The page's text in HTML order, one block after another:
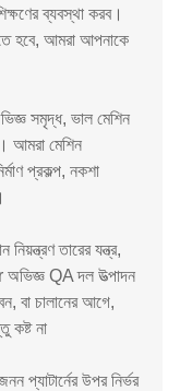
ব্যবস্থা করব।
হবে, আমরা আপনাকে
সমৃদ্ধ, ভাল মেশিন
আমরা মেশিন
প্রকল্প, নকশা
তারের যন্ত্র,
অভিজ্ঞ QA দল উত্পাদন
বা চালানের আগে,
কষ্ট না
প্যাটার্নের উপর নির্ভর